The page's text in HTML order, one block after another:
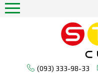
(093) 333-98-33